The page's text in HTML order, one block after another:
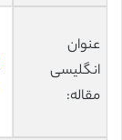
عنوان
انگلیسی
مقاله: